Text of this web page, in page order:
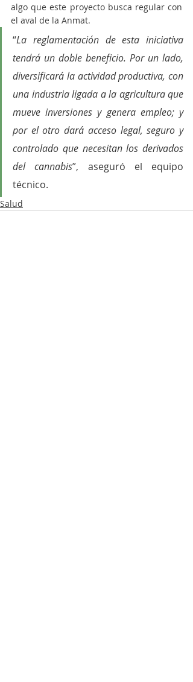
algo que este proyecto busca regular con
el aval de la Anmat.
“La reglamentación de esta iniciativa
tendrá un doble beneficio. Por un lado,
diversificará la actividad productiva, con
una industria ligada a la agricultura que
mueve inversiones y genera empleo; y
por el otro dará acceso legal, seguro y
controlado que necesitan los derivados
del cannabis”, aseguró el equipo
técnico.
Salud